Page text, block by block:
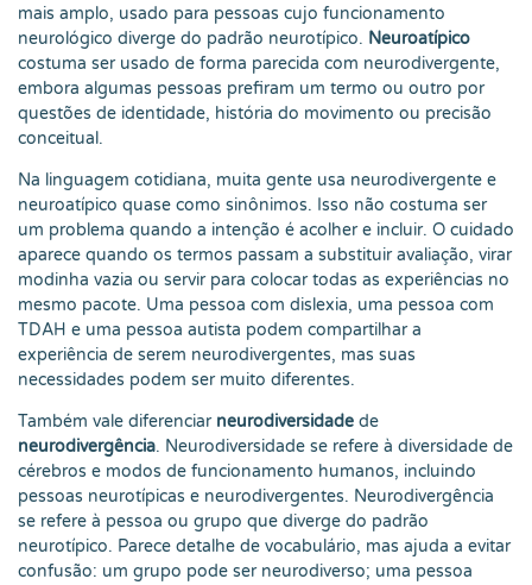
mais amplo, usado para pessoas cujo funcionamento
neurológico diverge do padrão neurotípico. Neuroatípico
costuma ser usado de forma parecida com neurodivergente,
embora algumas pessoas prefiram um termo ou outro por
questões de identidade, história do movimento ou precisão
conceitual.
Na linguagem cotidiana, muita gente usa neurodivergente e
neuroatípico quase como sinônimos. Isso não costuma ser
um problema quando a intenção é acolher e incluir. O cuidado
aparece quando os termos passam a substituir avaliação, virar
modinha vazia ou servir para colocar todas as experiências no
mesmo pacote. Uma pessoa com dislexia, uma pessoa com
TDAH e uma pessoa autista podem compartilhar a
experiência de serem neurodivergentes, mas suas
necessidades podem ser muito diferentes.
Também vale diferenciar neurodiversidade de
neurodivergência. Neurodiversidade se refere à diversidade de
cérebros e modos de funcionamento humanos, incluindo
pessoas neurotípicas e neurodivergentes. Neurodivergência
se refere à pessoa ou grupo que diverge do padrão
neurotípico. Parece detalhe de vocabulário, mas ajuda a evitar
confusão: um grupo pode ser neurodiverso; uma pessoa